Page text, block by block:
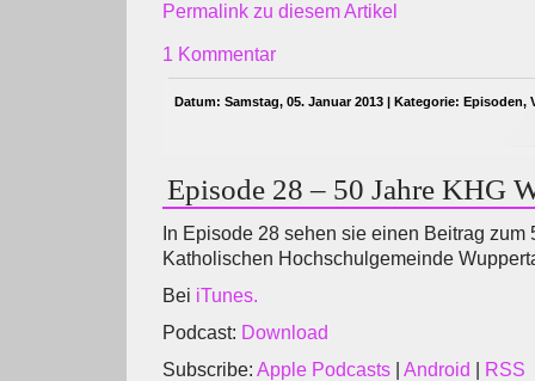
Permalink zu diesem Artikel
1 Kommentar
Datum: Samstag, 05. Januar 2013 | Kategorie: Episoden,
Episode 28 – 50 Jahre KHG
In Episode 28 sehen sie einen Beitrag zum
Katholischen Hochschulgemeinde
Bei iTunes.
Podcast: Download
Subscribe: Apple Podcasts Android RSS